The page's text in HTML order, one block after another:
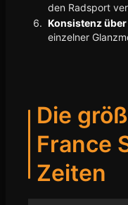
den Radsport
Konsistenz
einzelner
Die
France
Zeiten